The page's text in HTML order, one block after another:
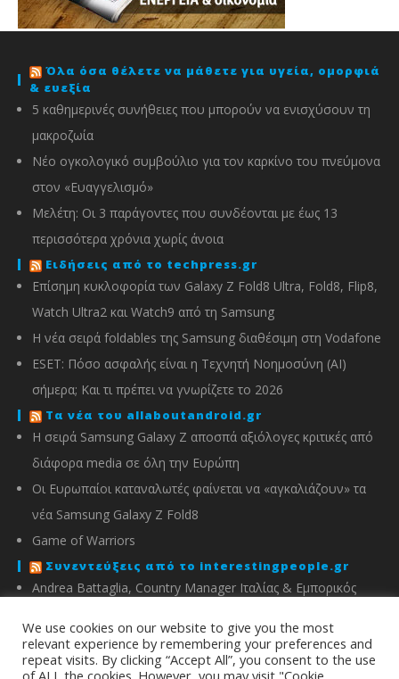
Όλα όσα θέλετε να μάθετε για υγεία, ομορφιά
& ευεξία
5 καθημερινές συνήθειες που μπορούν να ενισχύσουν τη
μακροζωία
Νέο ογκολογικό συμβούλιο για τον καρκίνο του πνεύμονα
στον «Ευαγγελισμό»
Μελέτη: Οι 3 παράγοντες που συνδέονται με έως 13
περισσότερα χρόνια χωρίς άνοια
Ειδήσεις από το techpress.gr
Επίσημη κυκλοφορία των Galaxy Z Fold8 Ultra, Fold8, Flip8,
Watch Ultra2 και Watch9 από τη Samsung
Η νέα σειρά foldables της Samsung διαθέσιμη στη Vodafone
ESET: Πόσο ασφαλής είναι η Τεχνητή Νοημοσύνη (AI)
σήμερα; Και τι πρέπει να γνωρίζετε το 2026
Τα νέα του allaboutandroid.gr
Η σειρά Samsung Galaxy Z αποσπά αξιόλογες κριτικές από
διάφορα media σε όλη την Ευρώπη
Οι Ευρωπαίοι καταναλωτές φαίνεται να «αγκαλιάζουν» τα
νέα Samsung Galaxy Z Fold8
Game of Warriors
Συνεντεύξεις από το interestingpeople.gr
Andrea Battaglia, Country Manager Ιταλίας & Εμπορικός
IMOU
Μιχάλης Χειμώνας, Γενικός Διευθυντής ΣΦΕΕ
We use cookies on our website to give you the most
relevant experience by remembering your preferences and
repeat visits. By clicking “Accept All”, you consent to the use
of ALL the cookies. However, you may visit "Cookie